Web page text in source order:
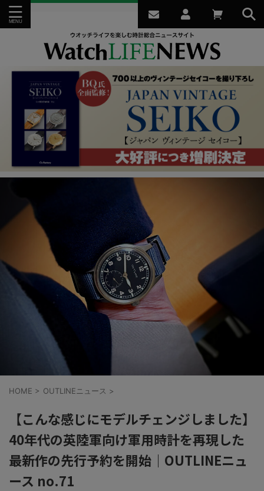
HOME > OUTLINEニュース >
【こんな感じにモデルチェンジしました】
40年代の英陸軍向け軍用時計を再現した
最新作の先行予約を開始｜OUTLINEニュ
ース no.71